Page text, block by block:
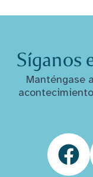
Síganos
Manténgase